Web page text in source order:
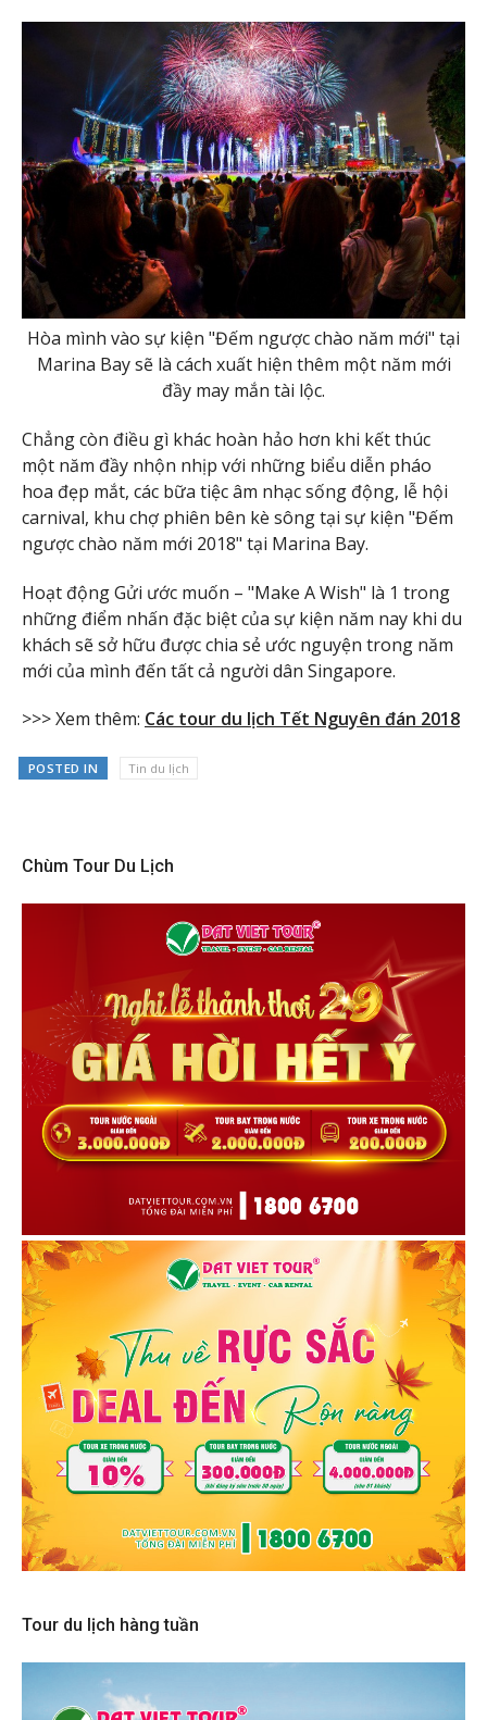
Hòa mình vào sự kiện "Đếm ngược chào năm mới" tại
Marina Bay sẽ là cách xuất hiện thêm một năm mới
đầy may mắn tài lộc.
Chẳng còn điều gì khác hoàn hảo hơn khi kết thúc
một năm đầy nhộn nhịp với những biểu diễn pháo
hoa đẹp mắt, các bữa tiệc âm nhạc sống động, lễ hội
carnival, khu chợ phiên bên kè sông tại sự kiện "Đếm
ngược chào năm mới 2018" tại Marina Bay.
Hoạt động Gửi ước muốn – "Make A Wish" là 1 trong
những điểm nhấn đặc biệt của sự kiện năm nay khi du
khách sẽ sở hữu được chia sẻ ước nguyện trong năm
mới của mình đến tất cả người dân Singapore.
>>> Xem thêm: Các tour du lịch Tết Nguyên đán 2018
POSTED IN Tin du lịch
Chùm Tour Du Lịch
Tour du lịch hàng tuần